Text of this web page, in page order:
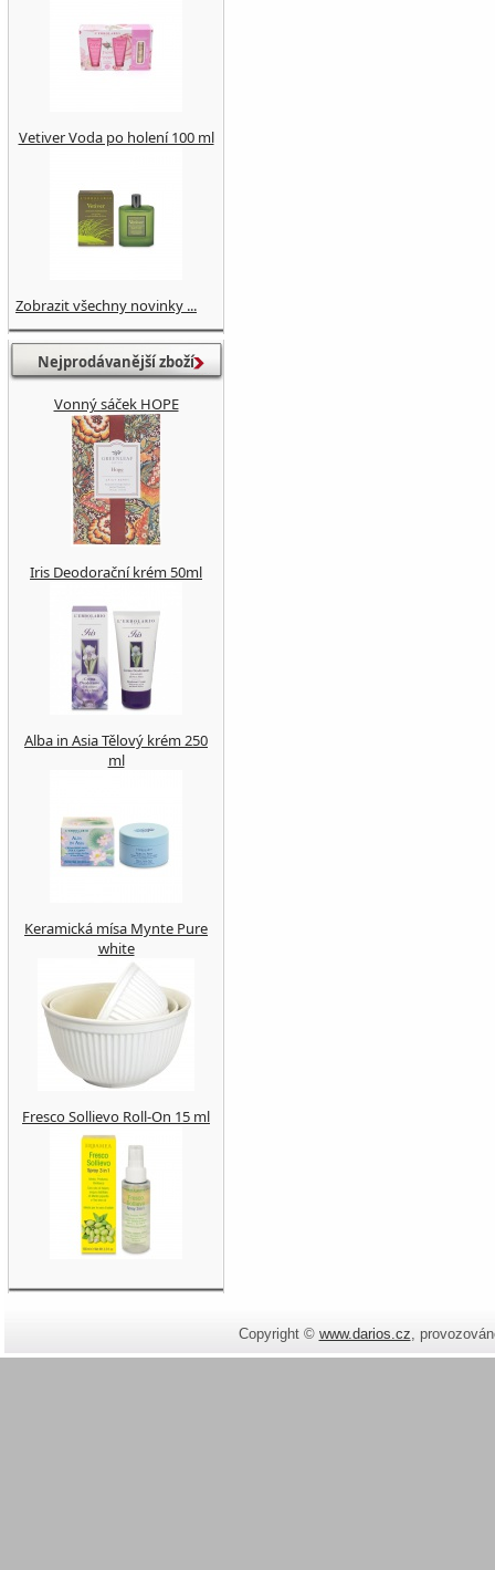
Vetiver Voda po holení 100 ml
Zobrazit všechny novinky ...
Nejprodávanější zboží
Vonný sáček HOPE
Iris Deodorační krém 50ml
Alba in Asia Tělový krém 250
ml
Keramická mísa Mynte Pure
white
Fresco Sollievo Roll-On 15 ml
Copyright © www.darios.cz,